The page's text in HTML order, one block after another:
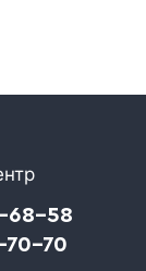
68-58
70-70